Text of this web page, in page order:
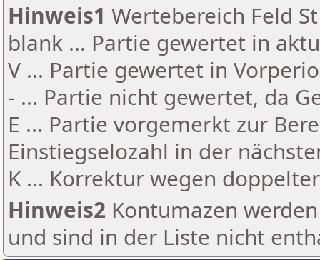
Hinweis1 Wertebereich Feld
blank ... Partie gewertet in
V ... Partie gewertet in
- ... Partie nicht gewertet, da
E ... Partie vorgemerkt zur
Einstiegselozahl in der
K ... Korrektur wegen
Hinweis2 Kontumazen
und sind in der Liste nicht